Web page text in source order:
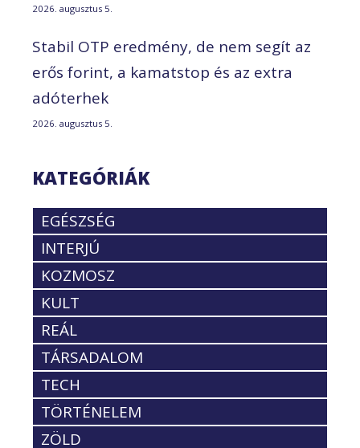
2026. augusztus 5.
Stabil OTP eredmény, de nem segít az
erős forint, a kamatstop és az extra
adóterhek
2026. augusztus 5.
KATEGÓRIÁK
EGÉSZSÉG
INTERJÚ
KOZMOSZ
KULT
REÁL
TÁRSADALOM
TECH
TÖRTÉNELEM
ZÖLD